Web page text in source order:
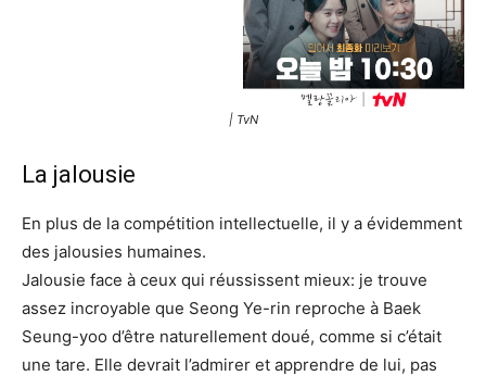
| TvN
La jalousie
En plus de la compétition intellectuelle, il y a évidemment
des jalousies humaines.
Jalousie face à ceux qui réussissent mieux: je trouve
assez incroyable que Seong Ye-rin reproche à Baek
Seung-yoo d’être naturellement doué, comme si c’était
une tare. Elle devrait l’admirer et apprendre de lui, pas